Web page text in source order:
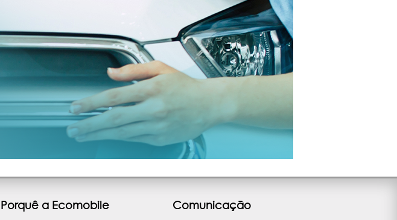
Porquê a Ecomobile Comunicação